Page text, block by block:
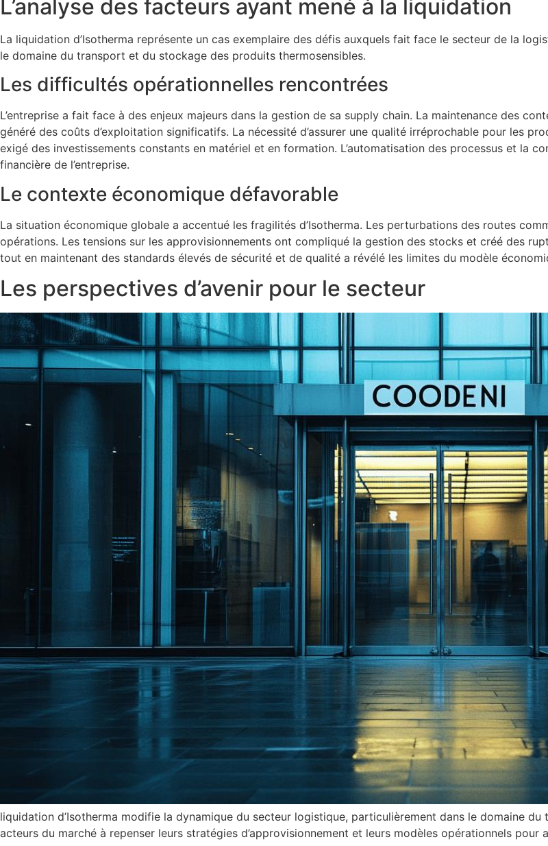
L’analyse des facteurs ayant mené à la liquidation
La liquidation d’Isotherma représente un cas exemplaire des défis auxquels fait face le secteur de la
le domaine du transport et du stockage des produits thermosensibles.
Les difficultés opérationnelles rencontrées
L’entreprise a fait face à des enjeux majeurs dans la gestion de sa supply chain. La maintenance des
généré des coûts d’exploitation significatifs. La nécessité d’assurer une qualité irréprochable pour les
exigé des investissements constants en matériel et en formation. L’automatisation des processus et la
financière de l’entreprise.
Le contexte économique défavorable
La situation économique globale a accentué les fragilités d’Isotherma. Les perturbations des routes
opérations. Les tensions sur les approvisionnements ont compliqué la gestion des stocks et créé des
tout en maintenant des standards élevés de sécurité et de qualité a révélé les limites du modèle
Les perspectives d’avenir pour le secteur
liquidation d’Isotherma modifie la dynamique du secteur logistique, particulièrement dans le domaine
acteurs du marché à repenser leurs stratégies d’approvisionnement et leurs modèles opérationnels pour